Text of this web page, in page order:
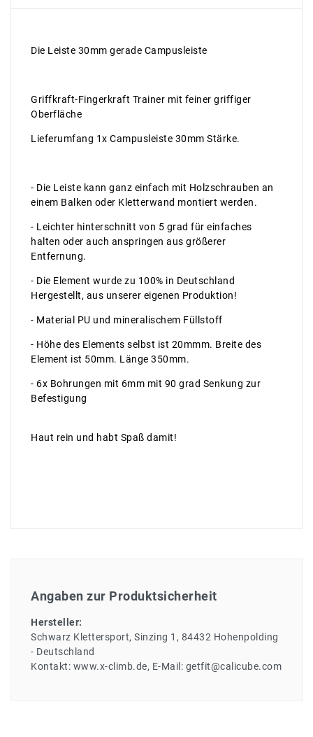
Die Leiste 30mm gerade Campusleiste
Griffkraft-Fingerkraft Trainer mit feiner griffiger
Oberfläche
Lieferumfang 1x Campusleiste 30mm Stärke.
- Die Leiste kann ganz einfach mit Holzschrauben an
einem Balken oder Kletterwand montiert werden.
- Leichter hinterschnitt von 5 grad für einfaches
halten oder auch anspringen aus größerer
Entfernung.
- Die Element wurde zu 100% in Deutschland
Hergestellt, aus unserer eigenen Produktion!
- Material PU und mineralischem Füllstoff
- Höhe des Elements selbst ist 20mmm. Breite des
Element ist 50mm. Länge 350mm.
- 6x Bohrungen mit 6mm mit 90 grad Senkung zur
Befestigung
Haut rein und habt Spaß damit!
Angaben zur Produktsicherheit
Hersteller:
Schwarz Klettersport Sinzing 1 84432 Hohenpolding
Deutschland
Kontakt: www.x-climb.de E-Mail: getfit@calicube.com